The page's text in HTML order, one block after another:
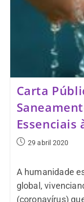
Carta
Essenciais
29 abril 2020
A humanidade
global,
(coronavírus)